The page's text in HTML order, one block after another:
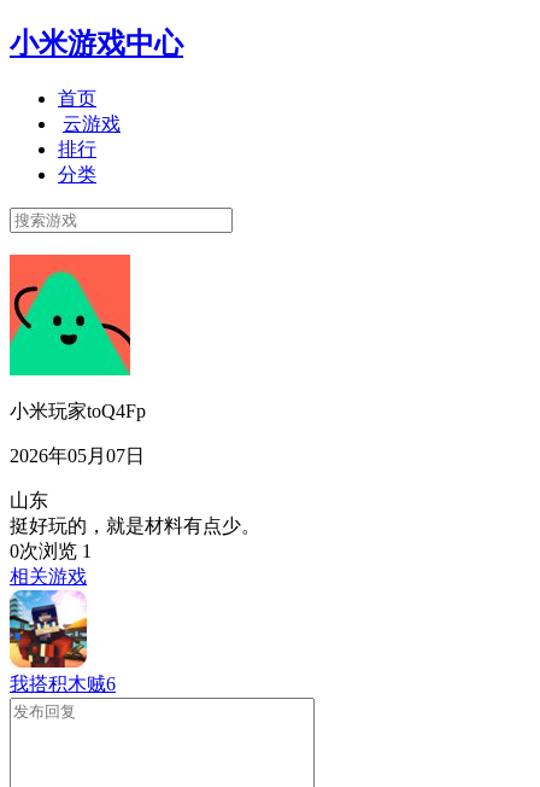
小米游戏中心
首页
云游戏
排行
分类
小米玩家toQ4Fp
2026年05月07日
山东
挺好玩的，就是材料有点少。
0次浏览 1
相关游戏
我搭积木贼6